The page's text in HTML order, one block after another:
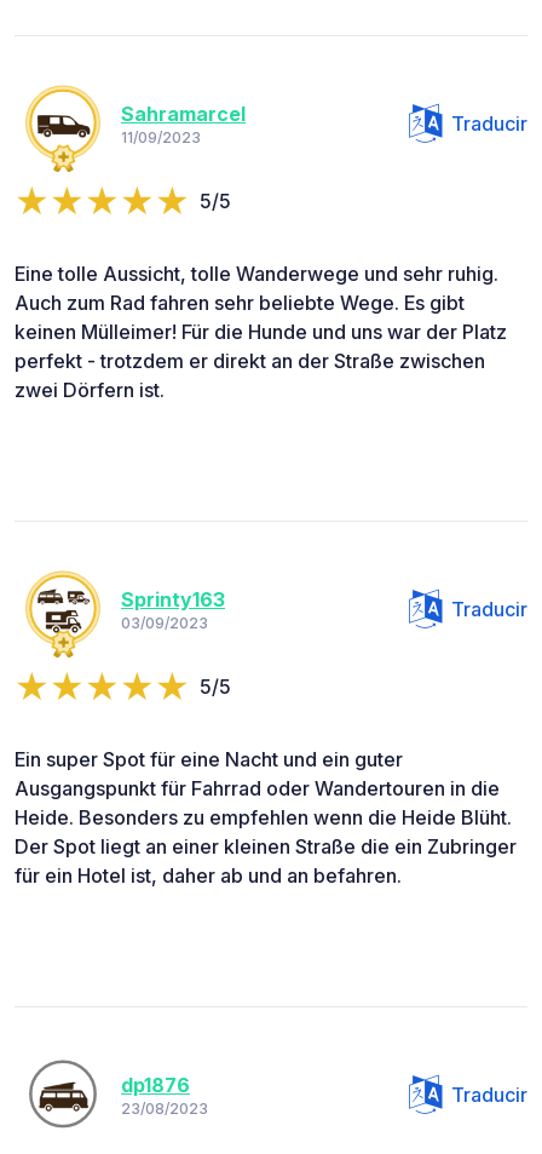
Sahramarcel
11/09/2023
Traducir
5/5
Eine tolle Aussicht, tolle Wanderwege und sehr ruhig.
Auch zum Rad fahren sehr beliebte Wege. Es gibt
keinen Mülleimer! Für die Hunde und uns war der Platz
perfekt - trotzdem er direkt an der Straße zwischen
zwei Dörfern ist.
Sprinty163
03/09/2023
Traducir
5/5
Ein super Spot für eine Nacht und ein guter
Ausgangspunkt für Fahrrad oder Wandertouren in die
Heide. Besonders zu empfehlen wenn die Heide Blüht.
Der Spot liegt an einer kleinen Straße die ein Zubringer
für ein Hotel ist, daher ab und an befahren.
dp1876
23/08/2023
Traducir